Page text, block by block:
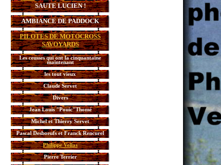
SAUTE LUCIEN !
AMBIANCE DE PADDOCK
PILOTES DE MOTOCROSS
SAVOYARDS
Les ceusses qui ont la cinquantaine
maintenant
les tout vieux
Claude Servet
Divers
Jean Louis "Pouic"Thomé
Michel et Thierry Servet
Pascal Desboeufs et Franck Rencurel
Philippe Vellas
Pierre Terrier